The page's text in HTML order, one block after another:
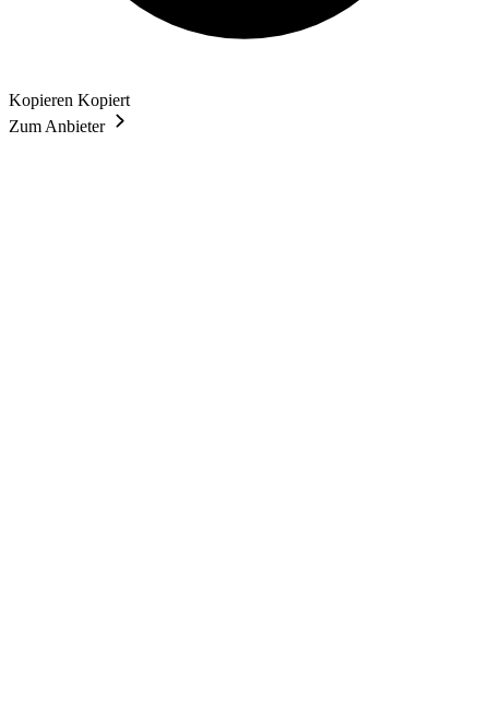
Kopieren Kopiert
Zum Anbieter